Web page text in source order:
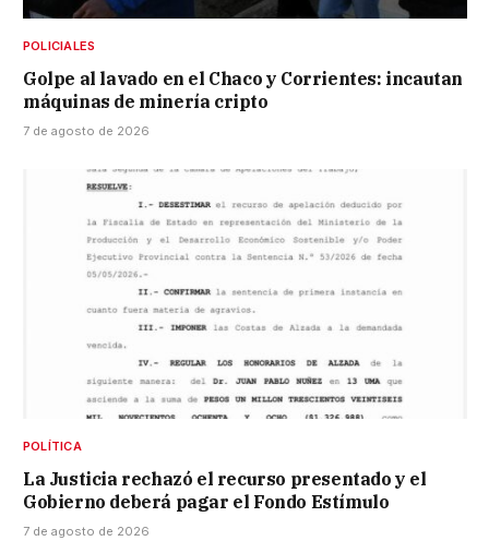
POLICIALES
Golpe al lavado en el Chaco y Corrientes: incautan
máquinas de minería cripto
7 de agosto de 2026
POLÍTICA
La Justicia rechazó el recurso presentado y el
Gobierno deberá pagar el Fondo Estímulo
7 de agosto de 2026